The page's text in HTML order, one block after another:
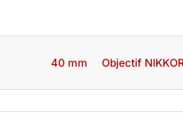
40 mm Objectif NIKKOR